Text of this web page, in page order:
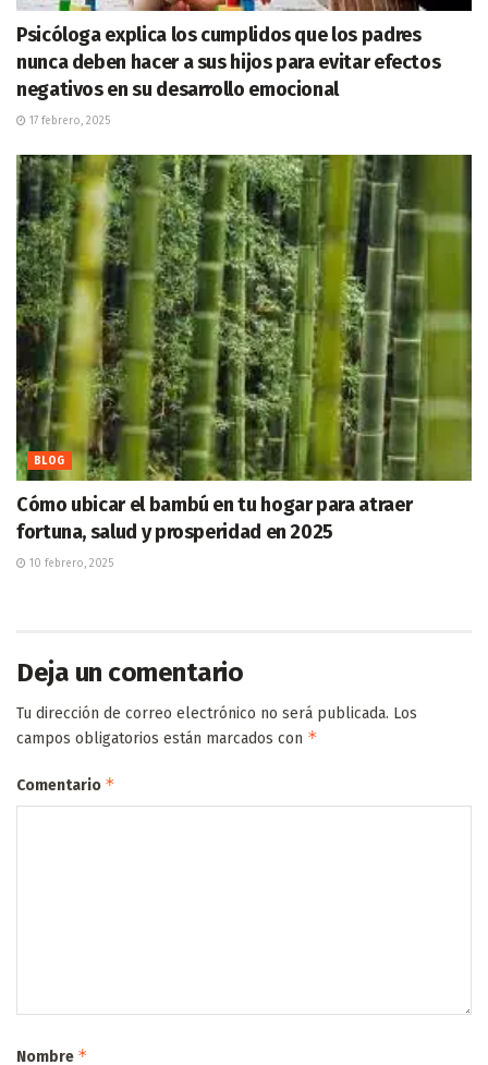
Psicóloga explica los cumplidos que los padres
nunca deben hacer a sus hijos para evitar efectos
negativos en su desarrollo emocional
17 febrero, 2025
BLOG
Cómo ubicar el bambú en tu hogar para atraer
fortuna, salud y prosperidad en 2025
10 febrero, 2025
Deja un comentario
Tu dirección de correo electrónico no será publicada. Los
campos obligatorios están marcados con *
Comentario *
Nombre *